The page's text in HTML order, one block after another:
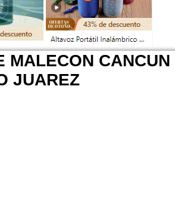
MALECON CANCUN
JUAREZ